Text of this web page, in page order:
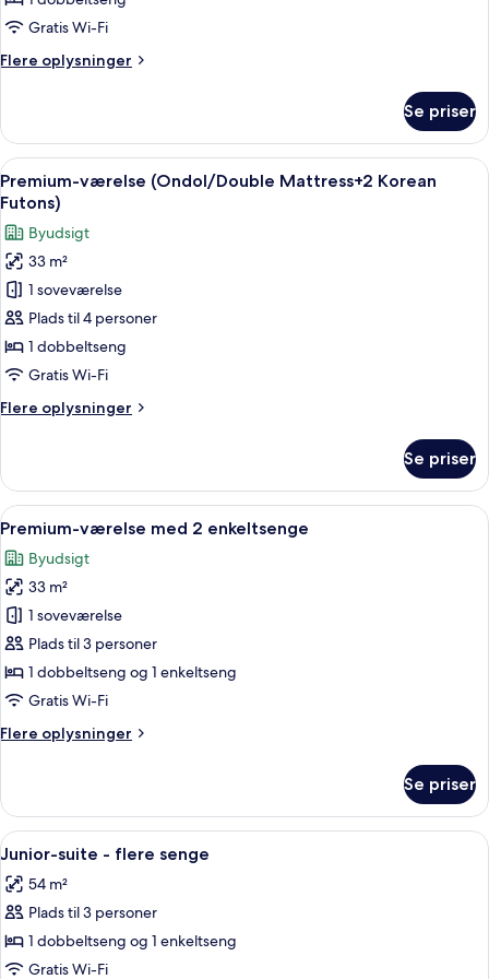
1
Gratis Wi-Fi
Flere oplysninger
Flere
dobbeltværelse
1
soveværelse
Se priser
Indlæs
alle
billeder
af
Premium-
værelse
(Ondol/Double
Mattress+2
Korean
Et moderne hotelværelse med en
3
Premium-værelse (Ondol/Double Mattress+2 Korean
Futons)
Byudsigt
33 m²
1 soveværelse
Plads til 4 personer
1 dobbeltseng
Gratis Wi-Fi
Flere oplysninger
Flere
værelse
(Ondol/Double
Mattress+2
Futons)
Se priser
Indlæs
alle
billeder
af
Premium-
værelse
med
2
Et hotelværelse med en stor seng,
7
Premium-værelse med 2 enkeltsenge
Byudsigt
33 m²
1 soveværelse
Plads til 3 personer
1 dobbeltseng og 1 enkeltseng
Gratis Wi-Fi
Flere oplysninger
Flere
værelse
med
2
Se priser
Indlæs
alle
billeder
af
Junior-
suite
Et hotelværelse med to senge, en
6
Junior-suite - flere senge
54 m²
Plads til 3 personer
1 dobbeltseng og 1 enkeltseng
Gratis Wi-Fi